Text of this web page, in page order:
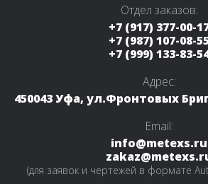
Отдел заказов:
+7 (917) 377-00-
+7 (987) 107-08-55
+7 (999) 133-83-
Адрес:
450043 Уфа, ул.Фронтовых
Email:
info@metexs.ru
(для заявок и чертежей в формате